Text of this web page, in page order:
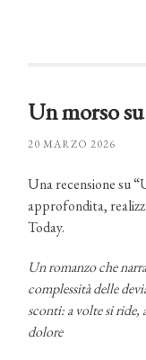
Un morso
20 MARZO 2026
Una recensione su
approfondita,
Today.
Un romanzo che
complessità delle
sconti: a volte si ride,
dolore